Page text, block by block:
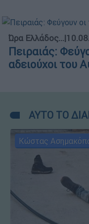
Ώρα Ελλάδος...|
Πειραιάς:
αδειούχοι του
ΑΥΤΟ ΤΟ
Κώστας